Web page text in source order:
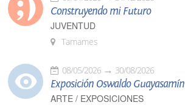
Construyendo mi Futuro
JUVENTUD
Tamames
08/05/2026 30/08/2026
Exposición Oswaldo Guayasamín
ARTE / EXPOSICIONES